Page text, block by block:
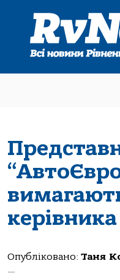
Опубліковано: Таня
—